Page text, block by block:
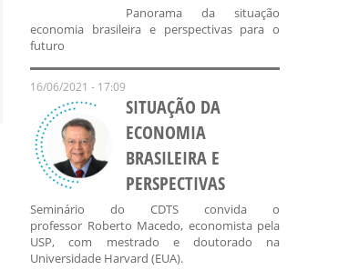
Panorama da situação
economia brasileira e perspectivas para o
futuro
16/06/2021 - 17:09
SITUAÇÃO DA
ECONOMIA
BRASILEIRA E
PERSPECTIVAS
Seminário do CDTS convida o
professor Roberto Macedo, economista pela
USP, com mestrado e doutorado na
Universidade Harvard (EUA).